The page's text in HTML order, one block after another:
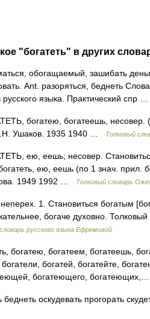
"богатеть" в других
обогащаемый, зашибать
Ant. разоряться, беднеть
языка. Практический спр …
богатею, богатеешь, несовер.
Ушаков. 1935 1940 …
Толковый
ею, еешь; несовер.
ею, еешь (по 1 знач. прил.
1949 1992 …
Толковый словарь
1. Становиться богатым
богаче духовно.
русского языка Ефремовой
богатею, богатеем, богатеешь,
богатели, богатей, богатейте,
богатеющего,
оскудевать прогорать